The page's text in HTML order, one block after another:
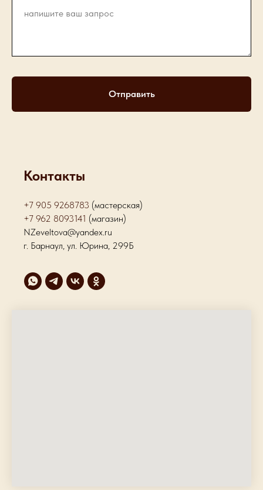
Отправить
Контакты
+7 905 9268783 (мастерская)
+7 962 8093141 (магазин)
NZeveltova@yandex.ru
г. Барнаул, ул. Юрина, 299Б